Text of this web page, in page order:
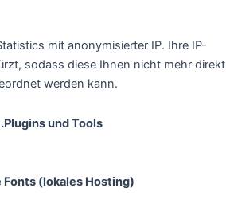
mit anonymisierter IP. Ihre IP-
sodass diese Ihnen nicht mehr direkt
werden kann.
und Tools
Fonts (lokales Hosting)